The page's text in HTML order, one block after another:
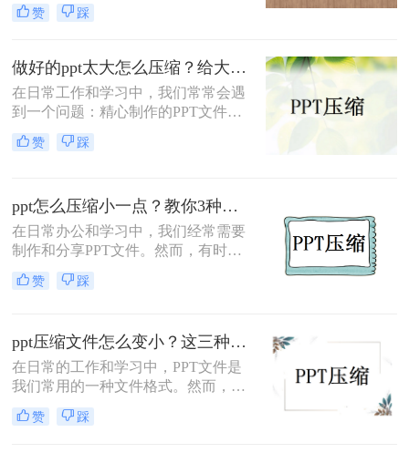
的传输速度。特别是在需要上传到网
制往往令人头疼。那么，如何将PPT
文件压缩到10M以内呢？下面将介绍
三个实用方法。
赞 踩
做好的ppt太大怎么压缩？给大家介绍三个常用办法！
在日常工作和学习中，我们常常会遇
到一个问题：精心制作的PPT文件体
积过大，无论是发送邮件还是在线分
享都显得极为不便。这时，对PPT文
帮助您轻松解决做好的ppt太大怎么压
缩问题。
赞 踩
ppt怎么压缩小一点？教你3种简单实用的压缩方法!
在日常办公和学习中，我们经常需要
制作和分享PPT文件。然而，有时文
件过大可能导致分享或传输不便。为
了解决ppt怎么压缩小一点问题，我们
本文将介绍三种实用的PPT压缩方
法，帮助你轻松实现这一目标。
赞 踩
ppt压缩文件怎么变小？这三种方法值得尝试一下！
​在日常的工作和学习中，PPT文件是
我们常用的一种文件格式。然而，随
着内容的不断增加和素材的丰富，
PPT文件往往会变得越来越大，这不
赞 踩